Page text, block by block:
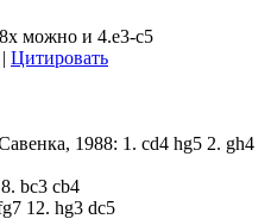
можно и 4.e3-c5
| Цитировать
1988: 1. cd4 hg5 2. gh4
bc3 cb4
12. hg3 dc5